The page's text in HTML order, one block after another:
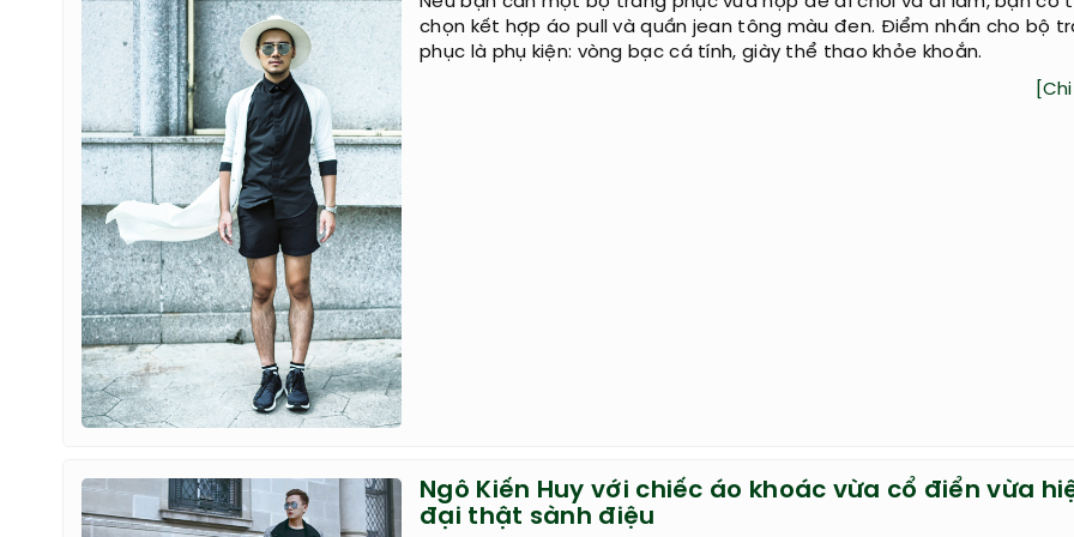
đơn giản nhưng mặc sao cho đẹp thì không hề dễ, cùng tìm hiểu cách
đồ với quần jean ống suông nam cực chất dưới đây nhé.